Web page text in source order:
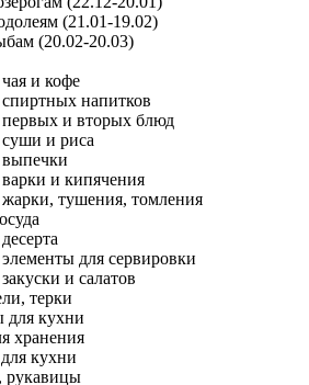
(21.01-19.02)
(20.02-20.03)
и кофе
напитков
первых и вторых блюд
и риса
и кипячения
тушения, томления
для сервировки
и салатов
терки
для кухни
хранения
кухни
рукавицы